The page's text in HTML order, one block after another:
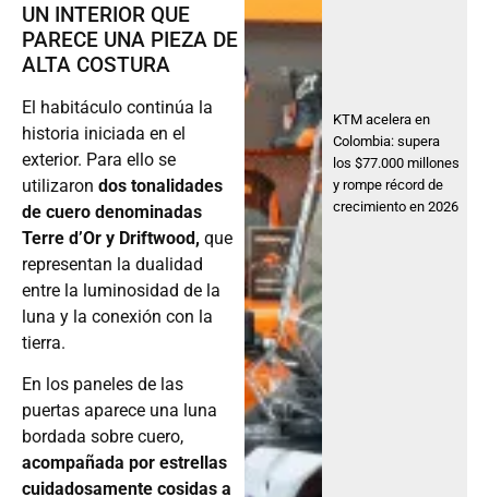
UN INTERIOR QUE
PARECE UNA PIEZA DE
ALTA COSTURA
El habitáculo continúa la
historia iniciada en el
exterior. Para ello se
utilizaron dos tonalidades
de cuero denominadas
Terre d’Or y Driftwood, que
representan la dualidad
entre la luminosidad de la
luna y la conexión con la
tierra.
En los paneles de las
puertas aparece una luna
bordada sobre cuero,
acompañada por estrellas
cuidadosamente cosidas a
KTM acelera en
Colombia: supera
los $77.000 millones
y rompe récord de
crecimiento en 2026